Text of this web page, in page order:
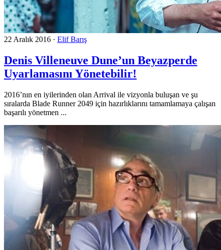
22 Aralık 2016 · Elif Barış
Denis Villeneuve Dune’un Beyazperde
Uyarlamasını Yönetebilir!
2016’nın en iyilerinden olan Arrival ile vizyonla buluşan ve şu
sıralarda Blade Runner 2049 için hazırlıklarını tamamlamaya çalışan
başarılı yönetmen ...